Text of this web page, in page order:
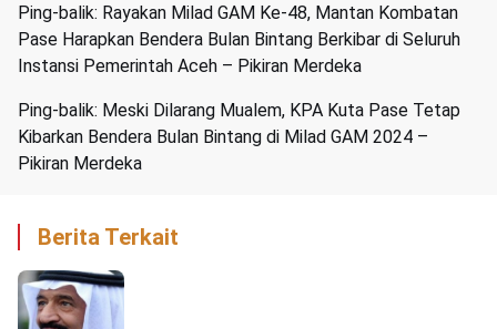
Ping-balik: Rayakan Milad GAM Ke-48, Mantan Kombatan
Pase Harapkan Bendera Bulan Bintang Berkibar di Seluruh
Instansi Pemerintah Aceh – Pikiran Merdeka
Ping-balik: Meski Dilarang Mualem, KPA Kuta Pase Tetap
Kibarkan Bendera Bulan Bintang di Milad GAM 2024 –
Pikiran Merdeka
Berita Terkait